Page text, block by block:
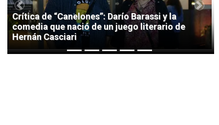
Crítica de “Canelones”: Darío Barassi y la
comedia que nació de un juego literario de
Hernán Casciari
Previous Next